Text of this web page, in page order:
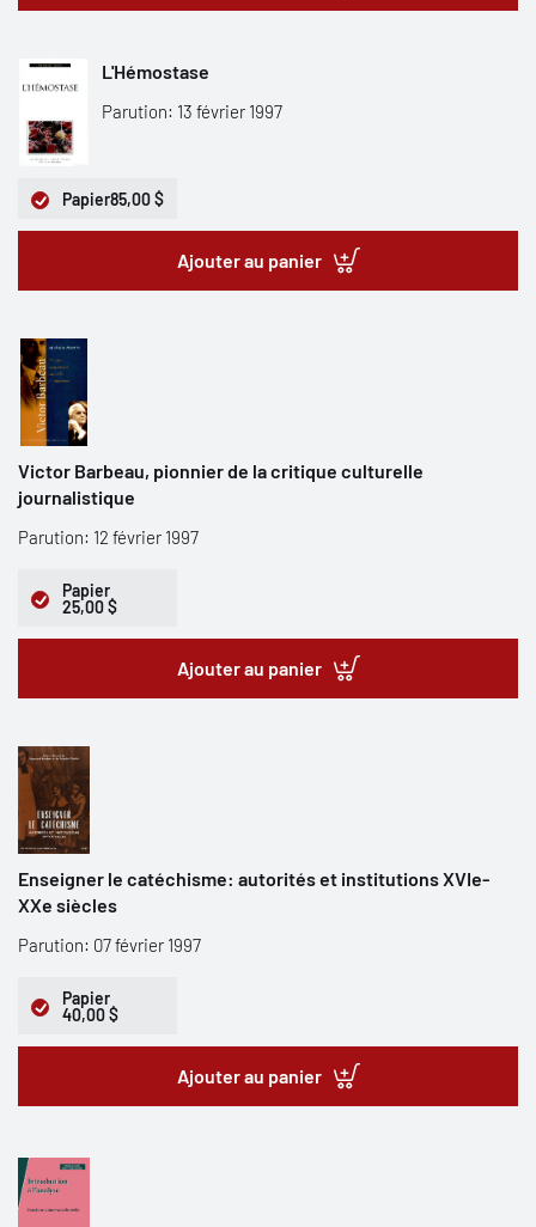
L'Hémostase
Parution: 13 février 1997
Papier85,00 $
Ajouter au panier
Victor Barbeau, pionnier de la critique culturelle
journalistique
Parution: 12 février 1997
Papier
25,00 $
Ajouter au panier
Enseigner le catéchisme: autorités et institutions XVIe-
XXe siècles
Parution: 07 février 1997
Papier
40,00 $
Ajouter au panier